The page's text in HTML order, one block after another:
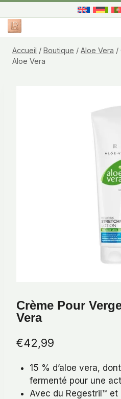
au
contenu
Accueil / Boutique / Aloe Vera /
Aloe Vera
Crème Pour
Vera
€42,99
15 % d’aloe vera,
fermenté pour une
Avec du Regestril™